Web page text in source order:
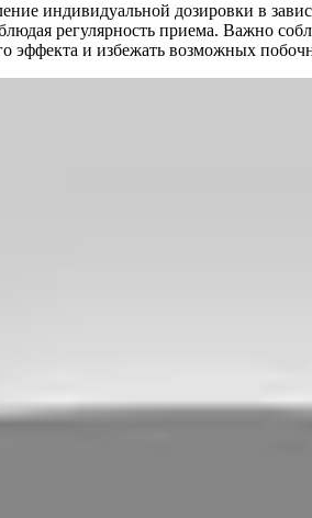
индивидуальной дозировки в
регулярность приема. Важно
эффекта и избежать возможных